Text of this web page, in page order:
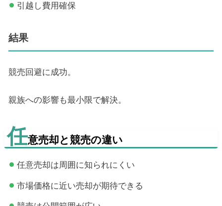
引越し費用確保
結果
競売回避に成功。
親族への影響も最小限で解決。
任意売却と競売の違い
任意売却は周囲に知られにくい
市場価格に近い売却が期待できる